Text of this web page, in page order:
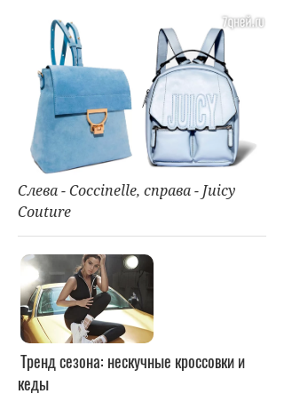
Слева - Coccinelle, справа - Juicy
Couture
Тренд сезона: нескучные кроссовки и
кеды